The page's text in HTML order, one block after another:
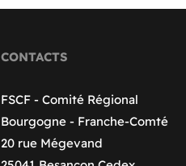
CONTACTS
FSCF - Comité Régional
Bourgogne - Franche-Comté
20 rue Mégevand